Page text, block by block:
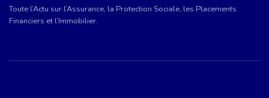
Toute l’Actu sur l’Assurance, la Protection Sociale, les Placements
Financiers et l’Immobilier.